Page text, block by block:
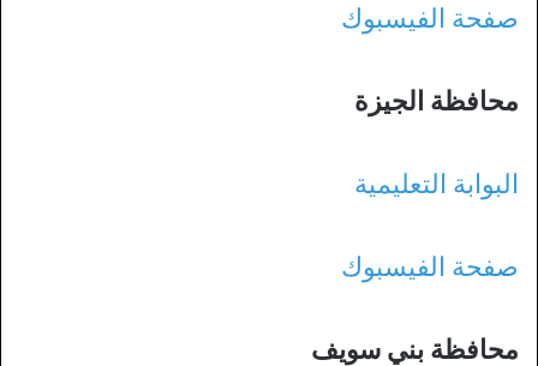
صفحة الفيسبوك
محافظة الجيزة
البوابة التعليمية
صفحة الفيسبوك
محافظة بني سويف